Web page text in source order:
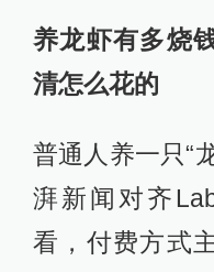
养龙虾有多烧
清怎么花的
普通人养一只“
湃新闻对齐
看，付费方式